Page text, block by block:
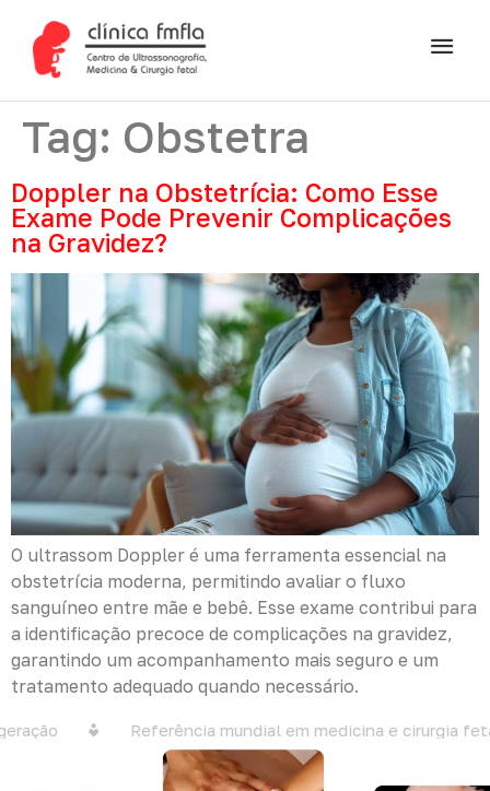
Tag: Obstetra
Doppler na Obstetrícia: Como Esse
Exame Pode Prevenir Complicações
na Gravidez?
O ultrassom Doppler é uma ferramenta essencial na
obstetrícia moderna, permitindo avaliar o fluxo
sanguíneo entre mãe e bebê. Esse exame contribui para
a identificação precoce de complicações na gravidez,
garantindo um acompanhamento mais seguro e um
tratamento adequado quando necessário.
Referência mundial em medicina e cirurgia